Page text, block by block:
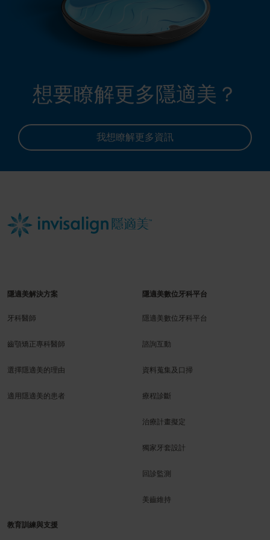
想要瞭解更多隱適美？
我想瞭解更多資訊
隱適美解決方案
牙科醫師
齒顎矯正專科醫師
選擇隱適美的理由
適用隱適美的患者
隱適美數位牙科平台
隱適美數位牙科平台
諮詢互動
資料蒐集及口掃
療程診斷
治療計畫擬定
獨家牙套設計
回診監測
美齒維持
教育訓練與支援